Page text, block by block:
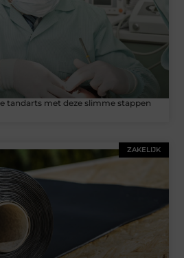
tandarts met deze slimme stappen
ZAKELIJK